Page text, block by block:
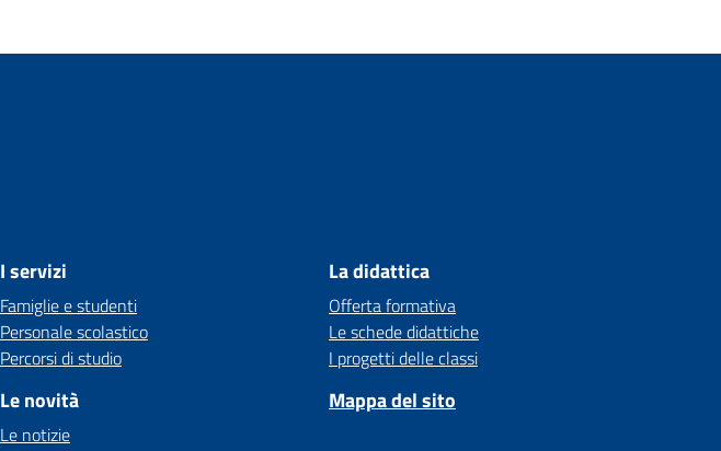
I servizi
Famiglie e studenti
Personale scolastico
Percorsi di studio
Le novità
Le notizie
La didattica
Offerta formativa
Le schede didattiche
I progetti delle classi
Mappa del sito